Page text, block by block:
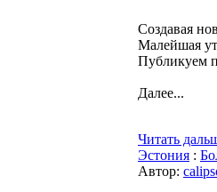
Создавая
Малейшая
Публикуем
Далее...
Читать
Эстония :
Автор: